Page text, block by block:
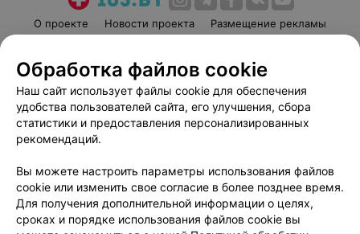
О проекте Новости проекта
Размещение рекламы
Пользовательское соглашение
Способы оплаты
Вакансии
Партнеры
Написать руководителю 103.by
Обработка персональных данных
Обработка файлов cookie
Наш сайт использует файлы cookie для обеспечения
удобства пользователей сайта, его улучшения, сбора
статистики и предоставления персонализированных
рекомендаций.
Вы можете настроить параметры использования файлов
cookie или изменить свое согласие в более позднее время.
Для получения дополнительной информации о целях,
сроках и порядке использования файлов cookie вы